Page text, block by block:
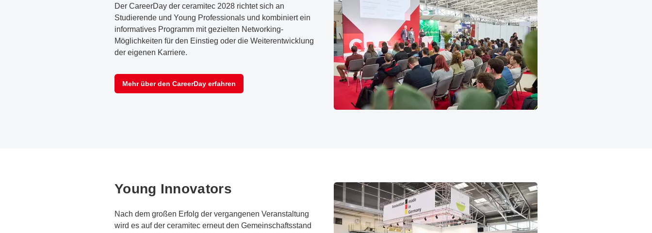
Der CareerDay der ceramitec 2028 richtet sich an
Studierende und Young Professionals und kombiniert ein
informatives Programm mit gezielten Networking-
Möglichkeiten für den Einstieg oder die Weiterentwicklung
der eigenen Karriere.
Mehr über den CareerDay erfahren
Young Innovators
Nach dem großen Erfolg der vergangenen Veranstaltung
wird es auf der ceramitec erneut den Gemeinschaftsstand